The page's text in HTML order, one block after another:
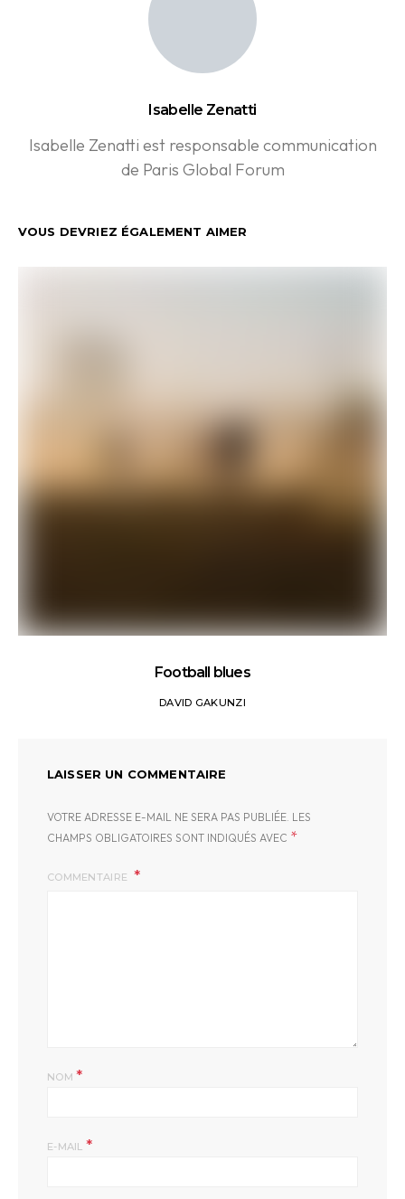
Isabelle Zenatti
Isabelle Zenatti est responsable communication
de Paris Global Forum
VOUS DEVRIEZ ÉGALEMENT AIMER
Football blues
DAVID GAKUNZI
LAISSER UN COMMENTAIRE
VOTRE ADRESSE E-MAIL NE SERA PAS PUBLIÉE. LES
CHAMPS OBLIGATOIRES SONT INDIQUÉS AVEC *
COMMENTAIRE
NOM*
E-MAIL *